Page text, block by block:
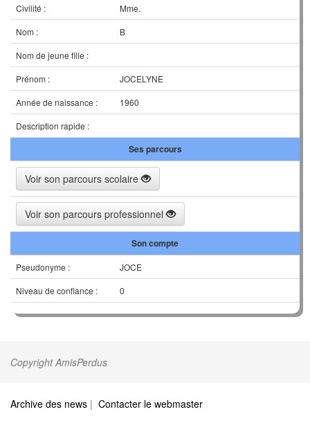
Civilité :
Mme.
Nom :
B
Nom de jeune fille :
Prénom :
JOCELYNE
Année de naissance :
1960
Description rapide :
Ses parcours
Voir son parcours scolaire
Voir son parcours professionnel
Son compte
Pseudonyme :
JOCE
Niveau de confiance :
0
Copyright AmisPerdus
Archive des news | Contacter le webmaster